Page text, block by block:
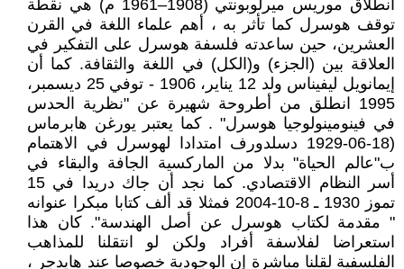
انطلاق موريس ميرلوبونتي (1908–1961 م) هي نقطة
توقف هوسرل كما تأثر به ، أهم علماء اللغة في القرن
العشرين، حين ساعدته فلسفة هوسرل على التفكير في
العلاقة بين (الجزء) و(الكل) في اللغة والثقافة. كما أن
إيمانويل ليفيناس ولد 12 يناير، 1906 - توفي 25 ديسمبر،
1995 انطلق من أطروحة شهيرة عن "نظرية الحدس
في فينومينولوجيا هوسرل" . كما يعتبر يورغن هابرماس
(18-06-1929 دسلدورف امتدادا لهوسرل في الاهتمام
ب"عالم الحياة" بدلا من الماركسية الجافة والبقاء في
أسر النظام الاقتصادي. كما نجد أن جاك دريدا في 15
تموز 1930 ـ 8-10-2004 فمثلا قد ألف كتابا مبكرا عنوانه
" مقدمة لكتاب هوسرل عن أصل الهندسة". كان هذا
استعراضا لفلاسفة أفراد ولكن لو انتقلنا للمذاهب
الفلسفية لقلنا مباشرة إن الوجودية خصوصا عند هايدجر ،